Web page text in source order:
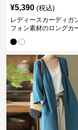
¥5,390 (税込)
レディースカーディガ
フォン素材のロングカ